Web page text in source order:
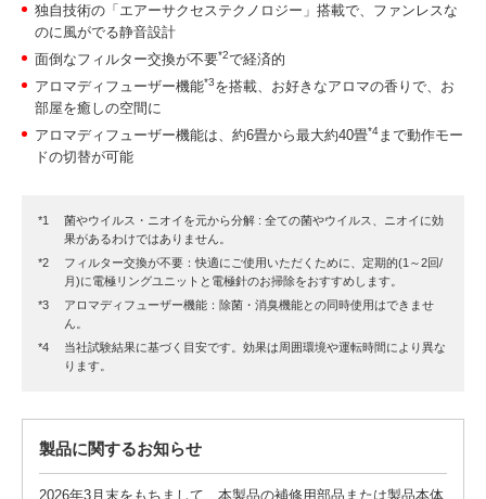
独自技術の「エアーサクセステクノロジー」搭載で、ファンレスな
のに風がでる静音設計
面倒なフィルター交換が不要*2で経済的
アロマディフューザー機能*3を搭載、お好きなアロマの香りで、お
部屋を癒しの空間に
アロマディフューザー機能は、約6畳から最大約40畳*4 まで動作モー
ドの切替が可能
菌やウイルス・ニオイを元から分解 : 全ての菌やウイルス、ニオイに効
果があるわけではありません。
フィルター交換が不要：快適にご使用いただくために、定期的(1～2回/
月)に電極リングユニットと電極針のお掃除をおすすめします。
アロマディフューザー機能：除菌・消臭機能との同時使用はできませ
ん。
当社試験結果に基づく目安です。効果は周囲環境や運転時間により異な
ります。
製品に関するお知らせ
2026年3月末をもちまして、本製品の補修用部品または製品本体